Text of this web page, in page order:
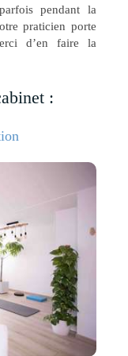
pendant la
praticien porte
d’en faire la
: